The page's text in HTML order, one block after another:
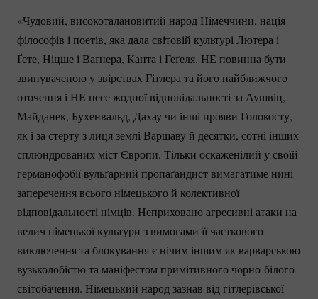
«Чудовий, високоталановитий народ Німеччини, нація
філософів і поетів, яка дала світовій культурі Лютера і
Ґете, Ніцше і Ваґнера, Канта і Геґеля, НЕ повинна бути
звинуваченою у звірствах Гітлера та його найближчого
оточення і НЕ несе жодної відповідальності за Аушвіц,
Майданек, Бухенвальд, Дахау чи інші прояви Голокосту,
як і за стерту з лиця землі Варшаву й десятки, сотні інших
сплюндрованих міст Європи. Тільки оскаженілий у своїй
германофобії вульґарний пропаґандист вимагатиме нині
заперечення всього німецького й колективної
відповідальності німців. Неприховано агресивні атаки на
велич німецької культури з вимогами її часткового
виключення та блокування є нічим іншим як варварською
вузьколобістю та маніфестом примітивногочорно-білого
світобачення. Німецький народ зазнав від гітлерівської